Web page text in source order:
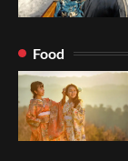
Food